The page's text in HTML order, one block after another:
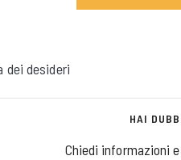
dei desideri
HAI
Chiedi informazioni